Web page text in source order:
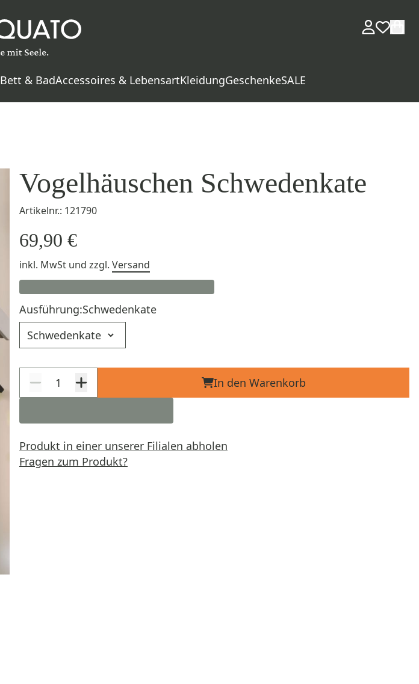
Bett & BadAccessoires & LebensartKleidungGeschenkeSALE
Vogelhäuschen Schwedenkate
Artikelnr.: 121790
69,90 €
inkl. MwSt und zzgl. Versand
Ausführung:Schwedenkate
In den Warenkorb
Produkt in einer unserer Filialen abholen
Fragen zum Produkt?